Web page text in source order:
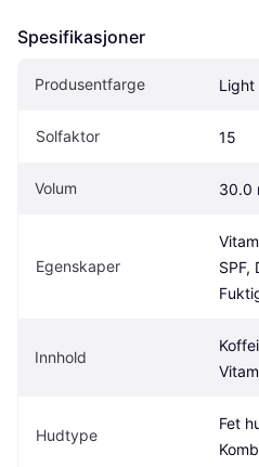
Spesifikasjoner
Produsentfarge Light
Solfaktor 15
Volum 30.0
Egenskaper
SPF,
Innhold
Hudtype
Fet